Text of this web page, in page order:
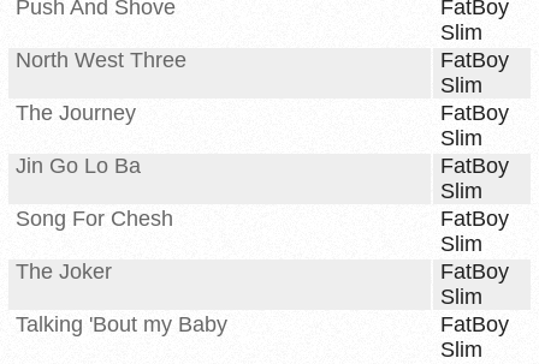
Push And Shove
FatBoy
Slim
North West Three
FatBoy
Slim
The Journey
FatBoy
Slim
Jin Go Lo Ba
FatBoy
Slim
Song For Chesh
FatBoy
Slim
The Joker
FatBoy
Slim
Talking 'Bout my Baby
FatBoy
Slim